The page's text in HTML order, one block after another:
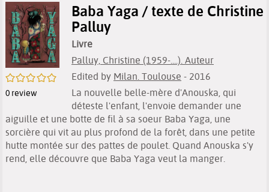
by
/5
0 review
Baba Yaga / texte de Christine
Palluy
Livre
Palluy, Christine (1959-....). Auteur
Edited by Milan. Toulouse - 2016
La nouvelle belle-mère d'Anouska, qui
déteste l'enfant, l'envoie demander une
aiguille et une botte de fil à sa soeur Baba Yaga, une
sorcière qui vit au plus profond de la forêt, dans une petite
hutte montée sur des pattes de poulet. Quand Anouska s'y
rend, elle découvre que Baba Yaga veut la manger.